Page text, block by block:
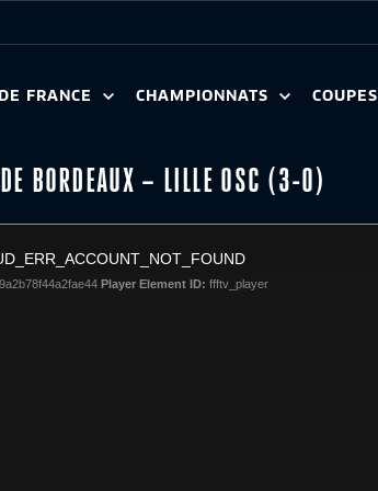
FRANCE CHAMPIONNATS COUPES
BORDEAUX – LILLE OSC (3-0)
Player Element ID: ffftv_player